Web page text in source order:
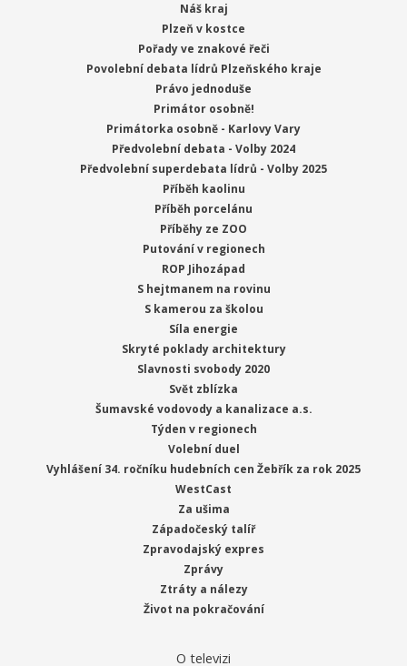
Náš kraj
Plzeň v kostce
Pořady ve znakové řeči
Povolební debata lídrů Plzeňského kraje
Právo jednoduše
Primátor osobně!
Primátorka osobně - Karlovy Vary
Předvolební debata - Volby 2024
Předvolební superdebata lídrů - Volby 2025
Příběh kaolinu
Příběh porcelánu
Příběhy ze ZOO
Putování v regionech
ROP Jihozápad
S hejtmanem na rovinu
S kamerou za školou
Síla energie
Skryté poklady architektury
Slavnosti svobody 2020
Svět zblízka
Šumavské vodovody a kanalizace a.s.
Týden v regionech
Volební duel
Vyhlášení 34. ročníku hudebních cen Žebřík za rok 2025
WestCast
Za ušima
Západočeský talíř
Zpravodajský expres
Zprávy
Ztráty a nálezy
Život na pokračování
O televizi